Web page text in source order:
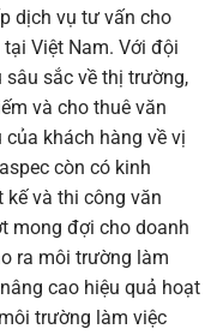
dịch vụ tư vấn cho
Việt Nam. Với đội
sắc về thị trường,
và cho thuê văn
khách hàng về vị
còn có kinh
và thi công văn
mong đợi cho doanh
ra môi trường làm
cao hiệu quả hoạt
trường làm việc